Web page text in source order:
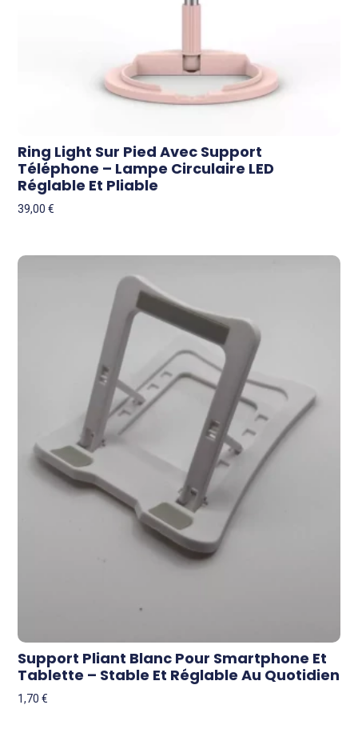
Ring Light Sur Pied Avec Support
Téléphone – Lampe Circulaire LED
Réglable Et Pliable
39,00€
Support Pliant Blanc Pour Smartphone Et
Tablette – Stable Et Réglable Au Quotidien
1,70€